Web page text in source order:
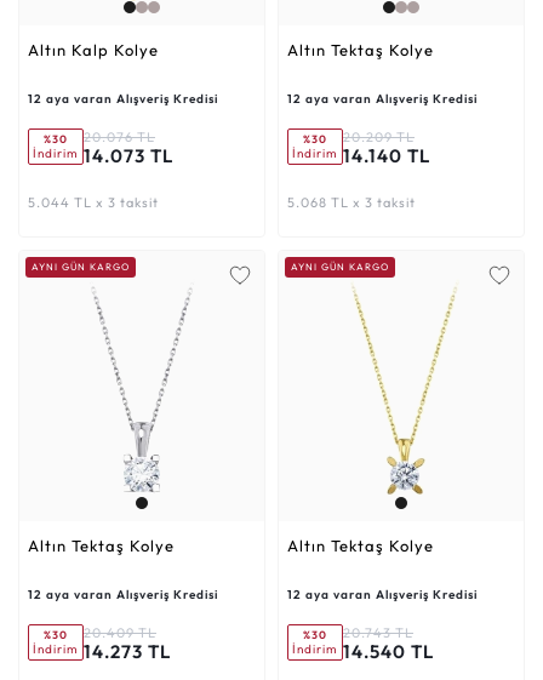
Altın Kalp Kolye
12 aya varan Alışveriş Kredisi
%30
İndirim
20.076 TL
14.073 TL
5.044 TL x 3 taksit
Altın Tektaş Kolye
12 aya varan Alışveriş Kredisi
%30
İndirim
20.209 TL
14.140 TL
5.068 TL x 3 taksit
AYNI GÜN KARGO
Altın Tektaş Kolye
12 aya varan Alışveriş Kredisi
%30
İndirim
20.409 TL
14.273 TL
AYNI GÜN KARGO
Altın Tektaş Kolye
12 aya varan Alışveriş Kredisi
%30
İndirim
20.743 TL
14.540 TL